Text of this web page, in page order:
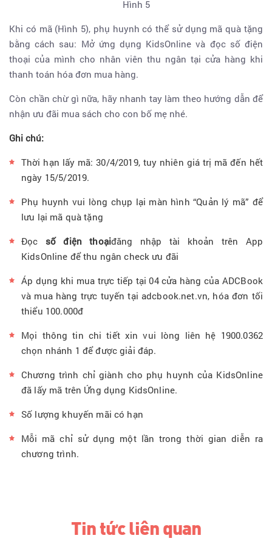
Hình 5
Khi có mã (Hình 5), phụ huynh có thể sử dụng mã quà tặng
bằng cách sau: Mở ứng dụng KidsOnline và đọc số điện
thoại của mình cho nhân viên thu ngân tại cửa hàng khi
thanh toán hóa đơn mua hàng.
Còn chần chừ gì nữa, hãy nhanh tay làm theo hướng dẫn để
nhận ưu đãi mua sách cho con bố mẹ nhé.
Ghi chú:
Thời hạn lấy mã: 30/4/2019, tuy nhiên giá trị mã đến hết
ngày 15/5/2019.
Phụ huynh vui lòng chụp lại màn hình “Quản lý mã” để
lưu lại mã quà tặng
Đọc số điện thoạiđăng nhập tài khoản trên App
KidsOnline để thu ngân check ưu đãi
Áp dụng khi mua trực tiếp tại 04 cửa hàng của ADCBook
và mua hàng trực tuyến tại adcbook.net.vn, hóa đơn tối
thiểu 100.000đ
Mọi thông tin chi tiết xin vui lòng liên hệ 1900.0362
chọn nhánh 1 để được giải đáp.
Chương trình chỉ giành cho phụ huynh của KidsOnline
đã lấy mã trên Ứng dụng KidsOnline.
Số lượng khuyến mãi có hạn
Mỗi mã chỉ sử dụng một lần trong thời gian diễn ra
chương trình.
Tin tức liên quan